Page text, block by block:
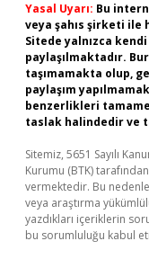
Yasal Uyarı: Bu
veya şahıs şirketi ile
Sitede yalnızca
paylaşılmaktadır.
taşımamakta olup,
paylaşım
benzerlikleri
taslak halindedir ve
Sitemiz, 5651 Sayılı
Kurumu (BTK)
vermektedir. Bu
veya araştırma
yazdıkları içeriklerin
bu sorumluluğu kabul